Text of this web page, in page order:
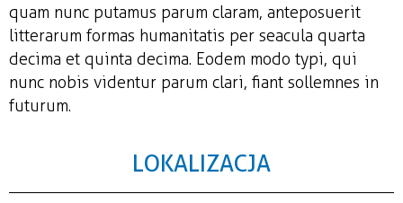
quam nunc putamus parum claram, anteposuerit
litterarum formas humanitatis per seacula quarta
decima et quinta decima. Eodem modo typi, qui
nunc nobis videntur parum clari, fiant sollemnes in
futurum.
LOKALIZACJA